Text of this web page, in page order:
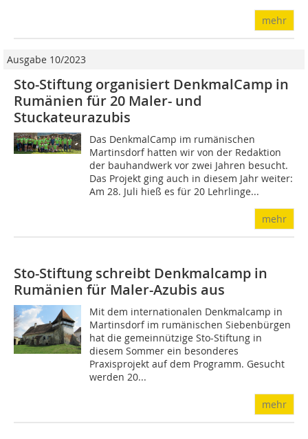
mehr
Ausgabe 10/2023
Sto-Stiftung organisiert DenkmalCamp in
Rumänien für 20 Maler- und
Stuckateurazubis
Das DenkmalCamp im rumänischen
Martinsdorf hatten wir von der Redaktion
der bauhandwerk vor zwei Jahren besucht.
Das Projekt ging auch in diesem Jahr weiter:
Am 28. Juli hieß es für 20 Lehrlinge...
mehr
Sto-Stiftung schreibt Denkmalcamp in
Rumänien für Maler-Azubis aus
Mit dem internationalen Denkmalcamp in
Martinsdorf im rumänischen Siebenbürgen
hat die gemeinnützige Sto-Stiftung in
diesem Sommer ein besonderes
Praxisprojekt auf dem Programm. Gesucht
werden 20...
mehr